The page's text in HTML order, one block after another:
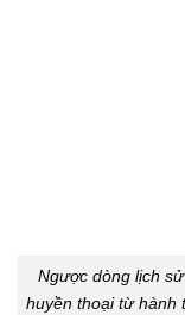
Ngược dòng lịch
huyền thoại từ hành